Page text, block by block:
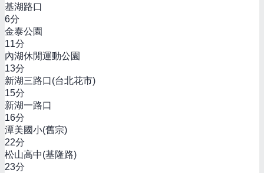
基湖路口
6分
金泰公園
11分
內湖休閒運動公園
13分
新湖三路口(台北花市)
15分
新湖一路口
16分
潭美國小(舊宗)
22分
松山高中(基隆路)
23分